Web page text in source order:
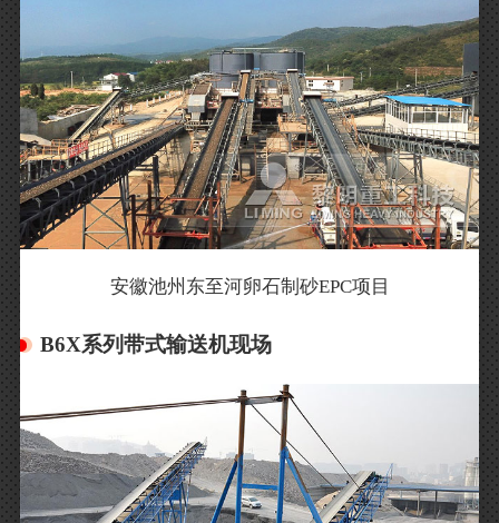
安徽池州东至河卵石制砂EPC项目
B6X系列带式输送机现场